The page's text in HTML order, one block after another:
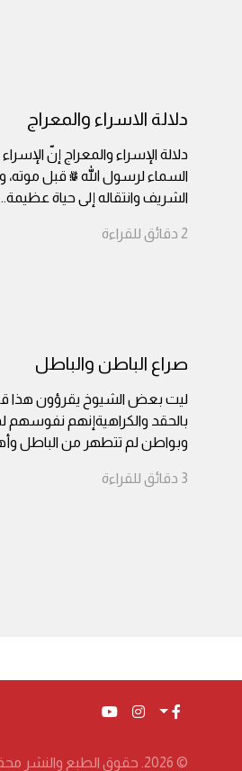
دلالة الاسراء والمعراج
دلالة الإسراء والمعراج إنّ
السماء لرسول الله ﷺ قبل موته،
الشريف وانتقاله إلى حياة عظيمة...
2 دقائق للقراءة
صراع الباطن والباطل
ليت بعض الشيوخ يقرؤون هذا
بالحقد والكراهيةإنهم نفوسهم
وبواطن لم تتطهر من الباطل
3 دقائق للقراءة
© 2026. حقوق الطبع والنشر محفوظة.